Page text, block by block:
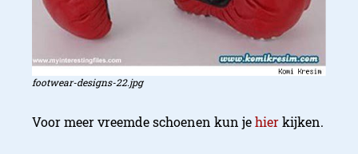
footwear-designs-22.jpg
Voor meer vreemde schoenen kun jehierkijken.